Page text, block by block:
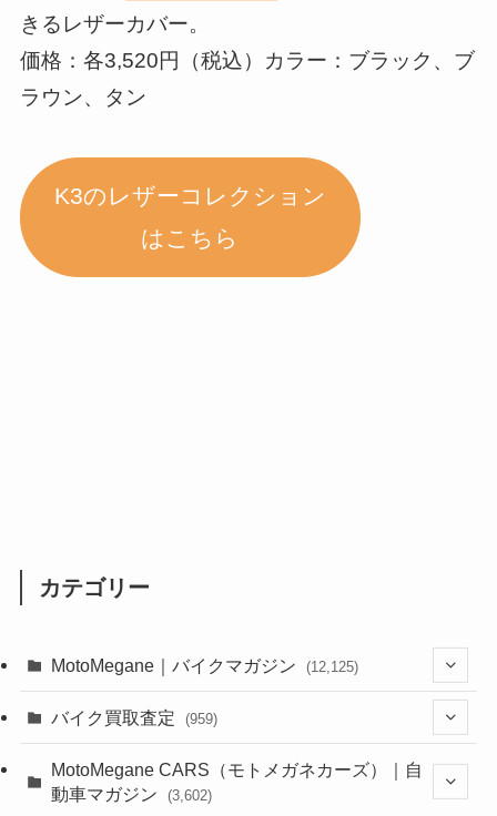
きるレザーカバー。
価格：各3,520円（税込）カラー：ブラック、ブ
ラウン、タン
K3のレザーコレクション
はこちら
カテゴリー
MotoMegane｜バイクマガジン (12,125)
(44)
バイク買取査定 (959)
(352)
MotoMegane CARS（モトメガネカーズ）｜自
動車マガジン
(3,602)